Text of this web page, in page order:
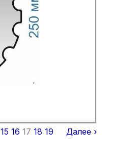
15 16 17 18 19 Далее ›